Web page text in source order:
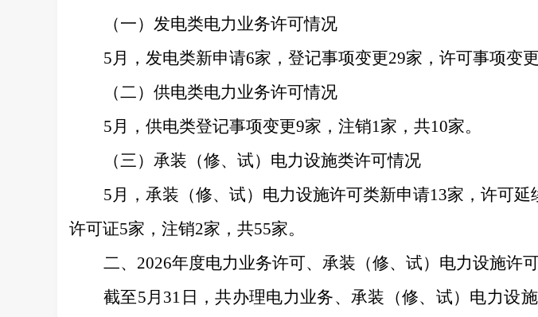
（一） 发电类电力业务许可情况
5月，发电类新申请6家，登记事项变更29家，许可事项变更
（二） 供电类电力业务许可情况
5月，供电类登记事项变更9家，注销1家，共10家。
（三） 承装（修、试） 电力设施类许可情况
5月，承装（修、试）电力设施许可类新申请13家，许可延
许可证5家，注销2家，共55家。
二、 2026年度电力业务许可、承装（修、试）电力设施许
截至5月 31 日，共办理电力业务、承装（修、试）电力设